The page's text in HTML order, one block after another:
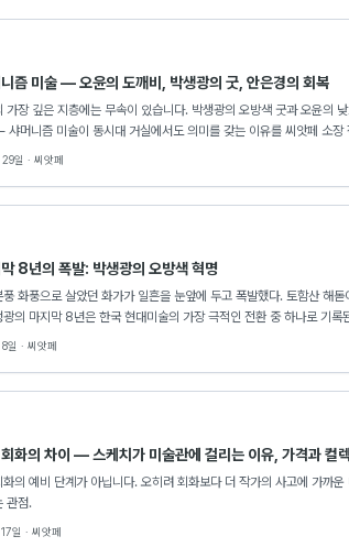
즘 미술 — 오윤의 도깨비, 박생광의 굿, 안은경의 회복
가장 깊은 지층에는 무속이 있습니다. 박생광의 오방색 굿과 오윤의
머니즘 미술이 동시대 거실에서도 의미를 갖는 이유를 씨앗페 소장
일 · 씨앗페
8년의 폭발: 박생광의 오방색 혁명
풍 화풍으로 살았던 화가가 일흔을 눈앞에 두고 폭발했다. 토함산 해
광의 마지막 8년은 한국 현대미술의 가장 극적인 전환 중 하나로 기
어 있다.
일 · 씨앗페
화의 차이 — 스케치가 미술관에 걸리는 이유, 가격과 컬
의 예비 단계가 아닙니다. 오히려 회화보다 더 작가의 사고에 가까
관점.
일 · 씨앗페